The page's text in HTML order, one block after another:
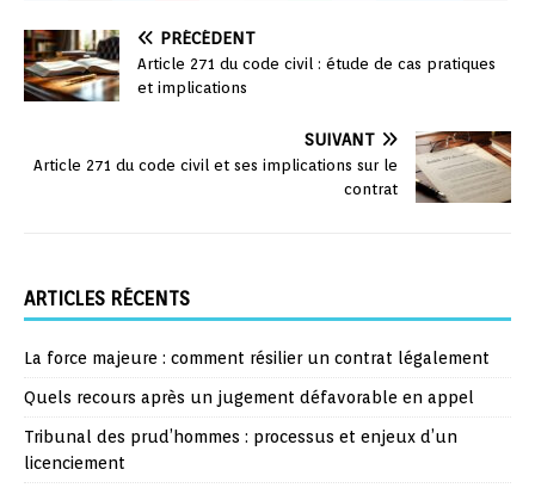
PRÉCÉDENT
Article 271 du code civil : étude de cas pratiques
et implications
SUIVANT
Article 271 du code civil et ses implications sur le
contrat
ARTICLES RÉCENTS
La force majeure : comment résilier un contrat légalement
Quels recours après un jugement défavorable en appel
Tribunal des prud’hommes : processus et enjeux d’un
licenciement